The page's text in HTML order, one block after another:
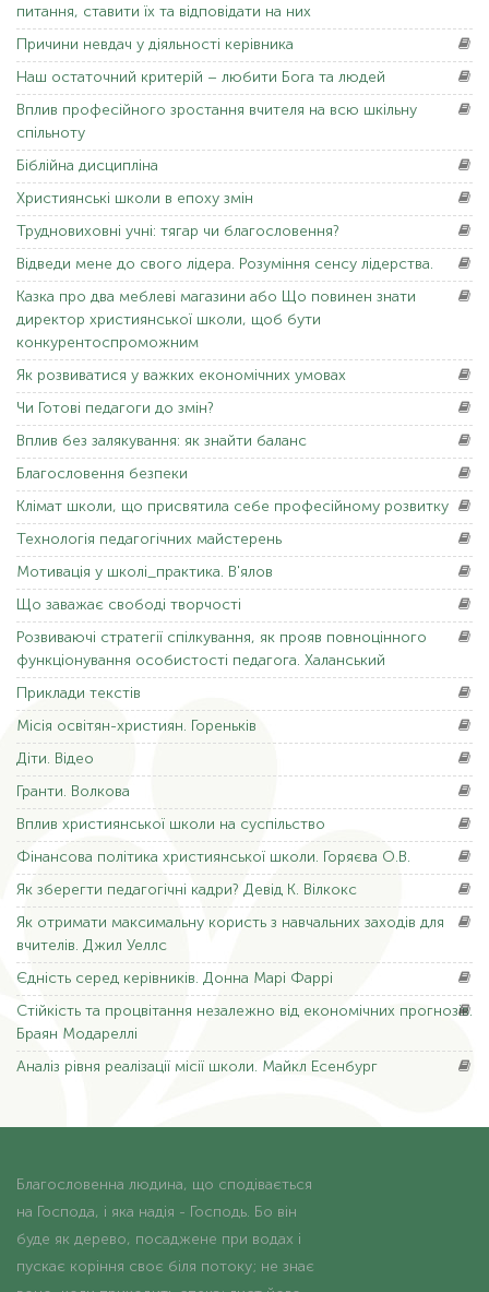
питання, ставити їх та відповідати на них
Причини невдач у діяльності керівника
Наш остаточний критерій – любити Бога та людей
Вплив професійного зростання вчителя на всю шкільну
спільноту
Біблійна дисципліна
Християнські школи в епоху змін
Трудновиховні учні: тягар чи благословення?
Відведи мене до свого лідера. Розуміння сенсу лідерства.
Казка про два меблеві магазини або Що повинен знати
директор християнської школи, щоб бути
конкурентоспроможним
Як розвиватися у важких економічних умовах
Чи Готові педагоги до змін?
Вплив без залякування: як знайти баланс
Благословення безпеки
Клімат школи, що присвятила себе професійному розвитку
Технологія педагогічних майстерень
Мотивація у школі_практика. В'ялов
Що заважає свободі творчості
Розвиваючі стратегії спілкування, як прояв повноцінного
функціонування особистості педагога. Халанський
Приклади текстів
Місія освітян-християн. Гореньків
Діти. Відео
Гранти. Волкова
Вплив християнської школи на суспільство
Фінансова політика християнської школи. Горяєва О.В.
Як зберегти педагогічні кадри? Девід К. Вілкокс
Як отримати максимальну користь з навчальних заходів для
вчителів. Джил Уеллс
Єдність серед керівників. Донна Марі Фаррі
Стійкість та процвітання незалежно від економічних прогнозів.
Браян Модареллі
Аналіз рівня реалізації місії школи. Майкл Есенбург
Благословенна людина, що сподівається
на Господа, і яка надія - Господь. Бо він
буде як дерево, посаджене при водах і
пускає коріння своє біля потоку; не знає